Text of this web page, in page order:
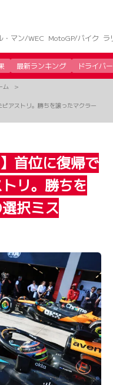
・マン/WEC MotoGP/バイク ラ
最新ランキング ドライバー
ム
アストリ。勝ちを譲ったマクラー
首位に復帰で
リ。勝ちを
択ミス